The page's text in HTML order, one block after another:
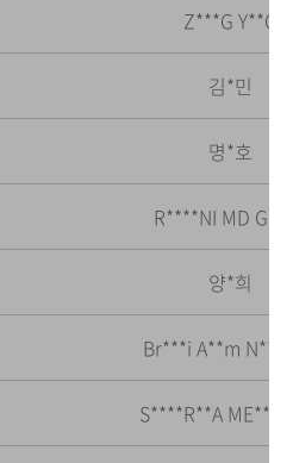
Z***G Y**G
김*민
명*호
R****NI MD
양*희
Br***i A**m
S****R**A